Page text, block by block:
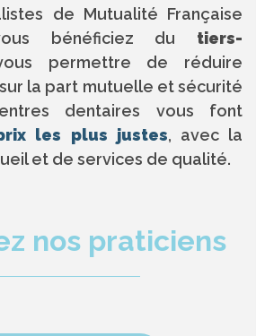
de Mutualité Française
bénéficiez du tiers-
permettre de réduire
la part mutuelle et sécurité
dentaires vous font
les plus justes, avec la
et de services de qualité.
nos praticiens